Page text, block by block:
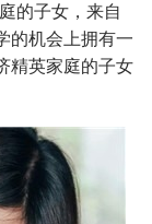
的子女，来自
的机会上拥有一
精英家庭的子女